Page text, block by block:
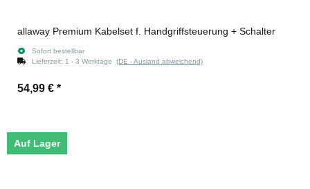
allaway Premium Kabelset f. Handgriffsteuerung + Schalter
Sofort bestellbar
Lieferzeit: 1 - 3 Werktage (DE - Ausland abweichend)
54,99 € *
Auf Lager